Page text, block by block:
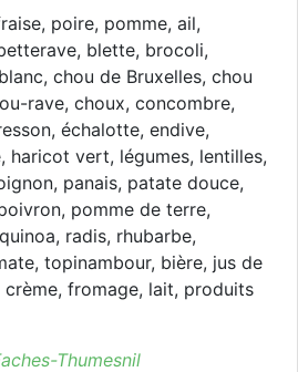
poire, pomme, ail,
blette, brocoli,
chou de Bruxelles, chou
rave, choux, concombre,
échalotte, endive,
haricot vert, légumes, lentilles,
panais, patate douce,
pomme de terre,
radis, rhubarbe,
topinambour, bière, jus de
fromage, lait, produits
Thumesnil